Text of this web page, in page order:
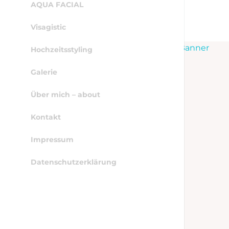
AQUA FACIAL
Visagistic
Hochzeitsstyling
Galerie
Über mich – about
Kontakt
Impressum
Datenschutzerklärung
WordPress Cookie Hinweis von Real Cookie Banner